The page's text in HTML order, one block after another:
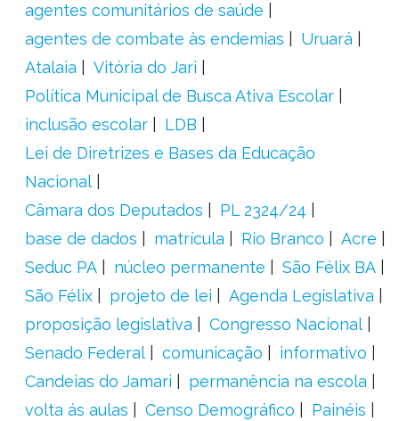
agentes comunitários de saúde
agentes de combate às endemias
Uruará
Atalaia
Vitória do Jari
Política Municipal de Busca Ativa Escolar
inclusão escolar
LDB
Lei de Diretrizes e Bases da Educação
Nacional
Câmara dos Deputados
PL 2324/24
base de dados
matrícula Rio Branco
Acre
Seduc PA
núcleo permanente
São Félix BA
São Félix
projeto de lei
Agenda Legislativa
proposição legislativa
Congresso Nacional
Senado Federal
comunicação
informativo
Candeias do Jamari
permanência na escola
volta ás aulas
Censo Demográfico
Painéis